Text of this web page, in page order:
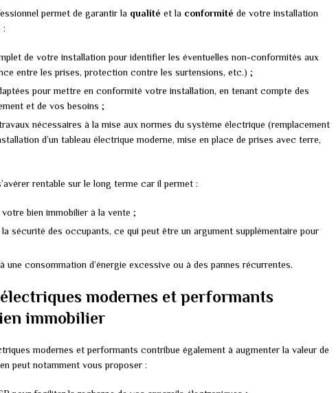
permet de garantir la qualité et la conformité de votre installation
:
de votre installation pour identifier les éventuelles non-conformités aux
entre les prises, protection contre les surtensions, etc.) ;
pour mettre en conformité votre installation, en tenant compte des
et de vos besoins ;
nécessaires à la mise aux normes du système électrique (remplacement
d’un tableau électrique moderne, mise en place de prises avec terre,
rentable sur le long terme car il permet :
votre bien immobilier à la vente ;
sécurité des occupants, ce qui peut être un argument supplémentaire pour
une consommation d’énergie excessive ou à des pannes récurrentes.
modernes et performants
immobilier
modernes et performants contribue également à augmenter la valeur de
peut notamment vous proposer :